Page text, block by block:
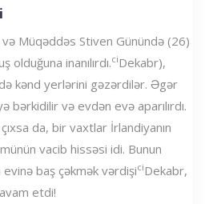
Müqəddəs Stiven Günündə (26)
olduğuna inanılırdı.ciDekabr),
kənd yerlərini gəzərdilər. Əgər
bərkidilir və evdən evə aparılırdı.
da, bir vaxtlar İrlandiyanın
vacib hissəsi idi. Bunun
baş çəkmək vərdişiciDekabr,
etdi!